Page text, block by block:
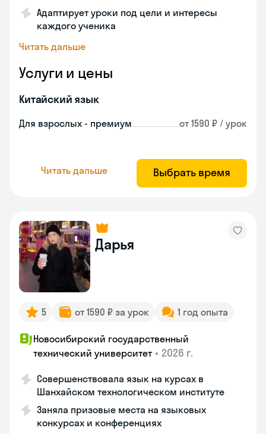
Адаптирует уроки под цели и интересы
каждого ученика
Читать дальше
Услуги и цены
Китайский язык
Для взрослых - премиум от 1590 ₽ / урок
Читать дальше Выбрать время
Дарья
5 от 1590 ₽ за урок 1 год опыта
Новосибирский государственный
технический университет • 2026 г.
Совершенствовала язык на курсах в
Шанхайском технологическом институте
Заняла призовые места на языковых
конкурсах и конференциях